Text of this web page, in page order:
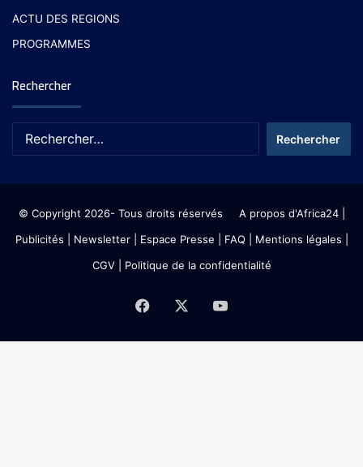
ACTU DES REGIONS
PROGRAMMES
Rechercher
© Copyright 2026- Tous droits réservés A propos d'Africa24|
Publicités
Newsletter| Espace Presse | FAQ | Mentions légales
CGV| Politique de la confidentialité